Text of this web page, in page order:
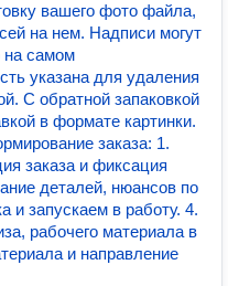
вашего фото файла,
на нем. Надписи могут
на самом
указана для удаления
С обратной запаковкой
в формате картинки.
заказа: 1.
заказа и фиксация
деталей, нюансов по
и запускаем в работу. 4.
рабочего материала в
и направление